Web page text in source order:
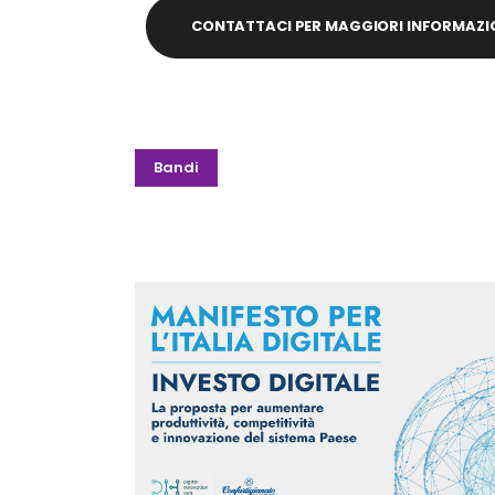
CONTATTACI PER MAGGIORI
Bandi